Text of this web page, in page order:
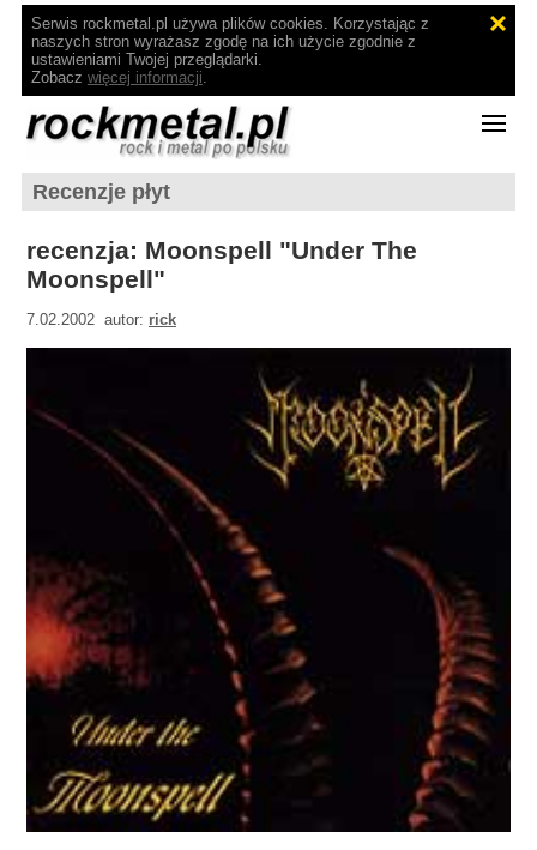
Serwis rockmetal.pl używa plików cookies. Korzystając z
naszych stron wyrażasz zgodę na ich użycie zgodnie z
ustawieniami Twojej przeglądarki.
Zobacz więcej informacji.
Recenzje płyt
recenzja: Moonspell "Under The
Moonspell"
7.02.2002 autor: rick